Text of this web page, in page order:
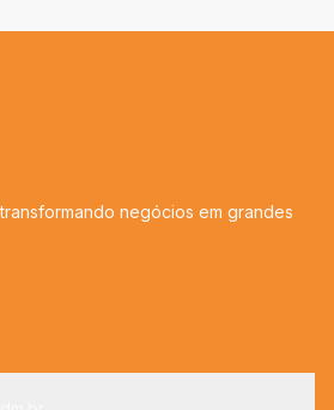
negócios em grandes